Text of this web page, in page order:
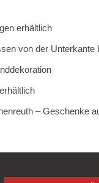
erhältlich
von der Unterkante
– Geschenke